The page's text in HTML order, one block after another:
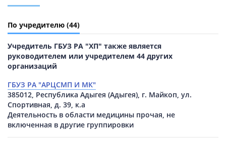
По учредителю (44)
Учредитель ГБУЗ РА "ХП" также является
руководителем или учредителем 44 других
организаций
ГБУЗ РА "АРЦСМП И МК"
385012, Республика Адыгея (Адыгея), г. Майкоп, ул.
Спортивная, д. 39, к.а
Деятельность в области медицины прочая, не
включенная в другие группировки